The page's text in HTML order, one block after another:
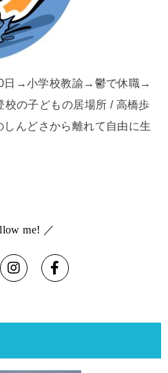
日→小学校教諭→鬱で休職→
校の子どもの居場所 / 高橋歩
んどさから離れて自由に生
me! ／